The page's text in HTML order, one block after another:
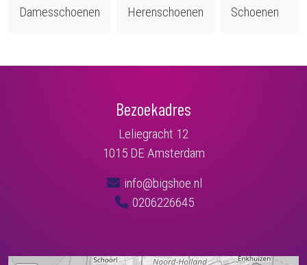
Damesschoenen Herenschoenen Schoenen
Bezoekadres
Leliegracht 12
1015 DE Amsterdam
info@bigshoe.nl
0206226645